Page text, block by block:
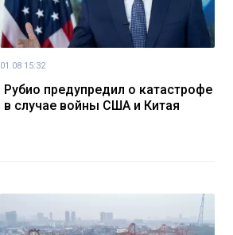
01.08 15:32
Рубио предупредил о катастрофе
в случае войны США и Китая